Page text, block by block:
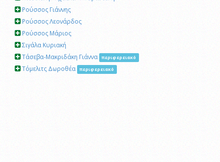
Ρούσσος Γιάννης
Ρούσσος Λεονάρδος
Ρούσσος Μάριος
Σιγάλα Κυριακή
Τάσεβα-Μακριδάκη Γιάννα
περιφερειακό
Τόμελιτς Δωροθέα περιφερειακό